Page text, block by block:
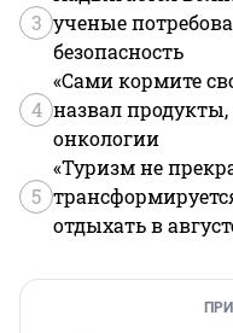
3 ученые
безопасность
4
«Сами кормите
назвал
онкологии
5
«Туризм не
отдыхать в